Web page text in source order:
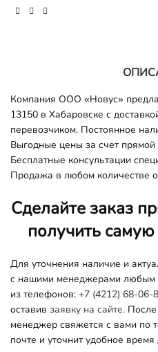
Компания ООО «Новус»
13150 в Хабаровске с
перевозчиком. Постоянное
Выгодные цены за счет прямой
Бесплатные консультации
Продажа в любом количестве
Сделайте заказ
получить
Для уточнения наличие и
с нашими менеджерами любым
из телефонов: +7 (4212) 68-06-
оставив заявку на сайте. После
менеджер свяжется с вами по
почте и уточнит удобное время